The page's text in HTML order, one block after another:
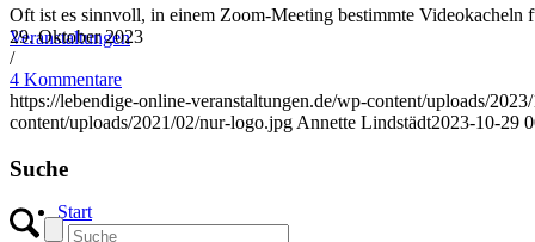
Veranstaltungen
Start
Oft ist es sinnvoll, in einem Zoom-Meeting bestimmte
29. Oktober 2023
/
4 Kommentare
https://lebendige-online-veranstaltungen.de/wp-content/uploads/
content/uploads/2021/02/nur-logo.jpg Annette Lindstädt2023-10-29
Suche